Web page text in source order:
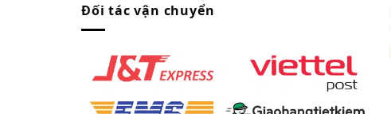
Đối tác vận chuyển